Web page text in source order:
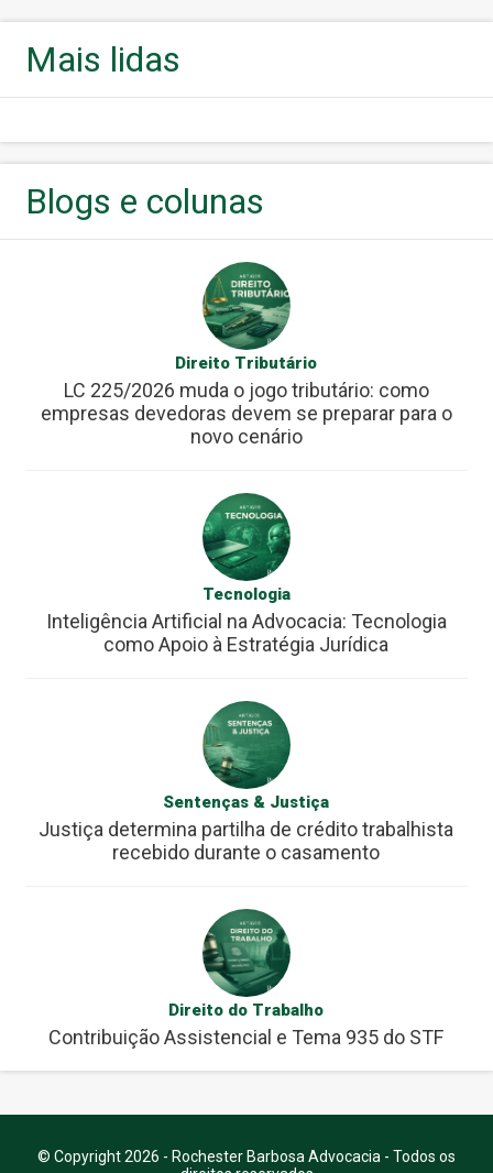
Mais lidas
Blogs e colunas
Direito Tributário
LC 225/2026 muda o jogo tributário: como
empresas devedoras devem se preparar para o
novo cenário
Tecnologia
Inteligência Artificial na Advocacia: Tecnologia
como Apoio à Estratégia Jurídica
Sentenças & Justiça
Justiça determina partilha de crédito trabalhista
recebido durante o casamento
Direito do Trabalho
Contribuição Assistencial e Tema 935 do STF
© Copyright 2026 - Rochester Barbosa Advocacia - Todos os